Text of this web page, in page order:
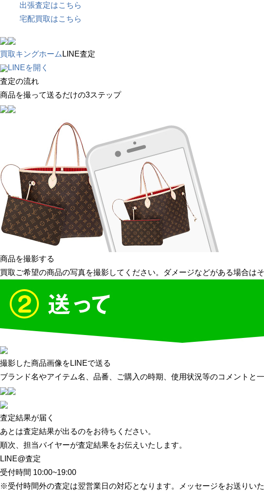
出張査定はこちら
宅配買取はこちら
買取キングホーム LINE査定
LINEを開く
査定の流れ
商品を撮って送るだけの3ステップ
商品を撮影する
買取ご希望の商品の写真を撮影してください。ダメージなどがある場合は
撮影した商品画像をLINEで送る
ブランド名やアイテム名、品番、ご購入の時期、使用状況等のコメントと
査定結果が届く
あとは査定結果が出るのをお待ちください。
順次、担当バイヤーが査定結果をお伝えいたします。
LINE@査定
受付時間 10:00~19:00
※受付時間外の査定は翌営業日の対応となります。メッセージをお送りい